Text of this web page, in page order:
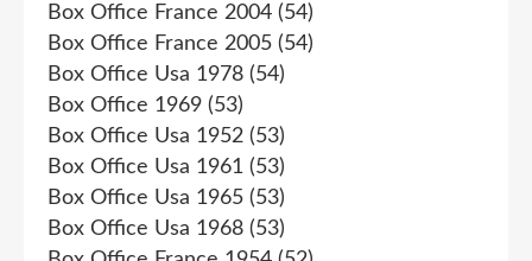
Box Office France 2004 (54)
Box Office France 2005 (54)
Box Office Usa 1978 (54)
Box Office 1969 (53)
Box Office Usa 1952 (53)
Box Office Usa 1961 (53)
Box Office Usa 1965 (53)
Box Office Usa 1968 (53)